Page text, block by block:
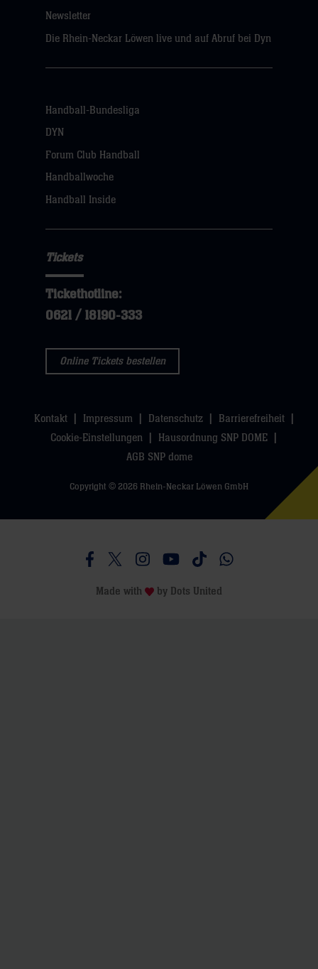
Newsletter
Die Rhein-Neckar Löwen live und auf Abruf bei Dyn
Handball-Bundesliga
DYN
Forum Club Handball
Handballwoche
Handball Inside
Tickets
Tickethotline:
0621 / 18190-333
Online Tickets bestellen
Kontakt Impressum Datenschutz
Barrierefreiheit
Cookie-Einstellungen
Hausordnung SNP DOME
AGB SNP dome
Copyright © 2026 Rhein-Neckar Löwen GmbH
Besucht uns auf Facebook
Besucht uns auf Twitter
Besucht uns auf Instagram
Besucht uns auf Youtube
Besucht uns auf
Besucht uns auf
Made with by Dots United